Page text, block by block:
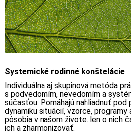
Systemické rodinné konštelácie
Individuálna aj skupinová metóda
s podvedomím, nevedomím a
súčasťou. Pomáhajú nahliadnuť
dynamiku situácií, vzorce, programy
pôsobia v našom živote, len o nich
ich a zharmonizovať.